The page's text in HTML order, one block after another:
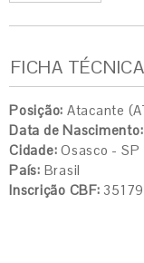
FICHA TÉCNICA
Posição: Atacante
Data de Nascimento:
Cidade: Osasco - SP
País: Brasil
Inscrição CBF: